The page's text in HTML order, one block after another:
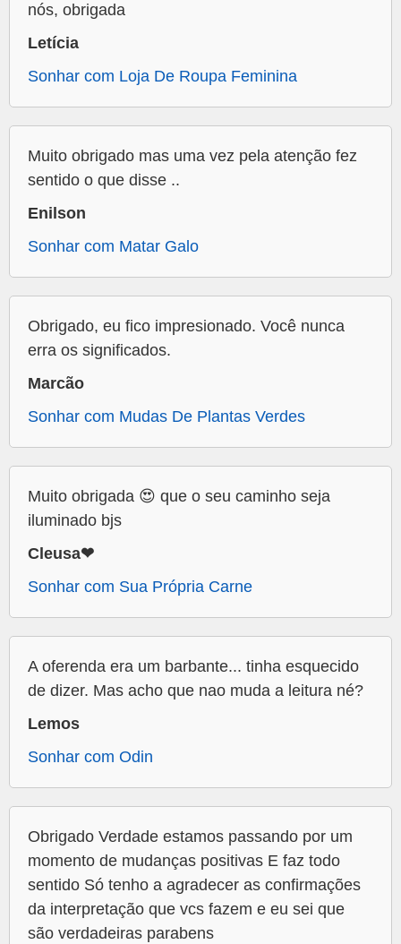
nós, obrigada
Letícia
Sonhar com Loja De Roupa Feminina
Muito obrigado mas uma vez pela atenção fez
sentido o que disse ..
Enilson
Sonhar com Matar Galo
Obrigado, eu fico impresionado. Você nunca
erra os significados.
Marcão
Sonhar com Mudas De Plantas Verdes
Muito obrigada 😍 que o seu caminho seja
iluminado bjs
Cleusa❤
Sonhar com Sua Própria Carne
A oferenda era um barbante... tinha esquecido
de dizer. Mas acho que nao muda a leitura né?
Lemos
Sonhar com Odin
Obrigado Verdade estamos passando por um
momento de mudanças positivas E faz todo
sentido Só tenho a agradecer as confirmações
da interpretação que vcs fazem e eu sei que
são verdadeiras parabens